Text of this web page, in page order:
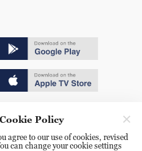
Policy
agree to our use of cookies, revised
can change your cookie settings